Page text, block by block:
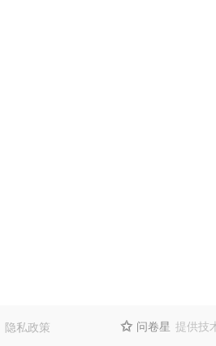
隐私政策  问卷星 提供技